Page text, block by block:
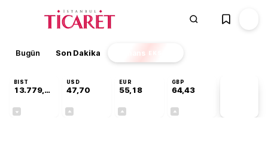
Bugün Son Dakika Finans EKSTRA
BIST
13.779,39
USD
47,70
EUR
55,18
GBP
64,43